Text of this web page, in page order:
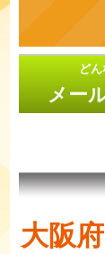
ど
メー
大阪